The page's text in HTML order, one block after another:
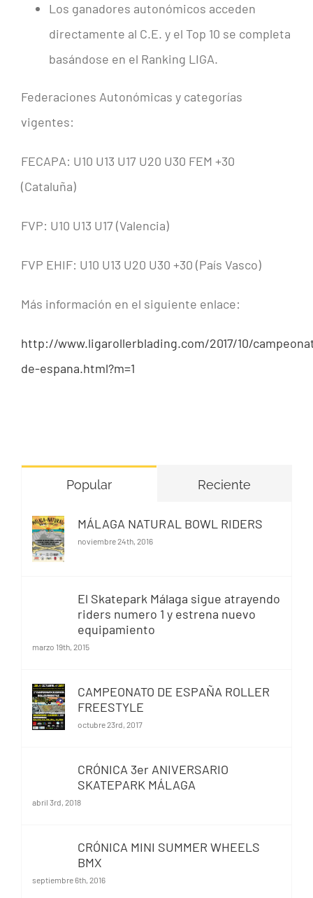
Los ganadores autonómicos acceden
directamente al C.E. y el Top 10 se completa
basándose en el Ranking LIGA.
Federaciones Autonómicas y categorías
vigentes:
FECAPA: U10 U13 U17 U20 U30 FEM +30
(Cataluña)
FVP: U10 U13 U17 (Valencia)
FVP EHIF: U10 U13 U20 U30 +30 (País Vasco)
Más información en el siguiente enlace:
http://www.ligarollerblading.com/2017/10/
de-espana.html?m=1
Popular Reciente
MÁLAGA NATURAL BOWL RIDERS
noviembre 24th, 2016
El Skatepark Málaga sigue atrayendo
riders numero 1 y estrena nuevo
equipamiento
marzo 19th, 2015
CAMPEONATO DE ESPAÑA ROLLER
FREESTYLE
octubre 23rd, 2017
CRÓNICA 3er ANIVERSARIO
SKATEPARK MÁLAGA
abril 3rd, 2018
CRÓNICA MINI SUMMER WHEELS
BMX
septiembre 6th, 2016